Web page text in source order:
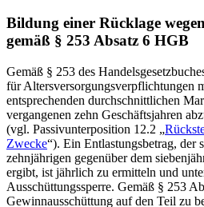
Bildung einer Rücklage
gemäß § 253 Absatz 6 HGB
Gemäß § 253 des
für Altersversorgungsverpflichtungen
entsprechenden durchschnittlichen
vergangenen zehn Geschäftsjahren
(vgl. Passivunterposition 12.2 „
Zwecke“). Ein Entlastungsbetrag, der
zehnjährigen gegenüber dem
ergibt, ist jährlich zu ermitteln und
Ausschüttungssperre. Gemäß § 253
Gewinnausschüttung auf den Teil zu